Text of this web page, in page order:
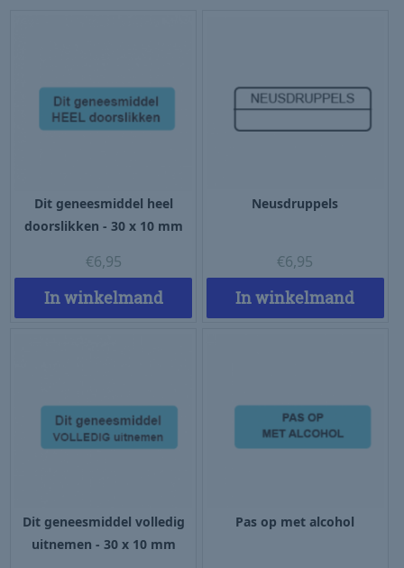
Dit geneesmiddel heel
doorslikken - 30 x 10 mm
€6,95
In winkelmand
Neusdruppels
€6,95
In winkelmand
Dit geneesmiddel volledig
uitnemen - 30 x 10 mm
Pas op met alcohol